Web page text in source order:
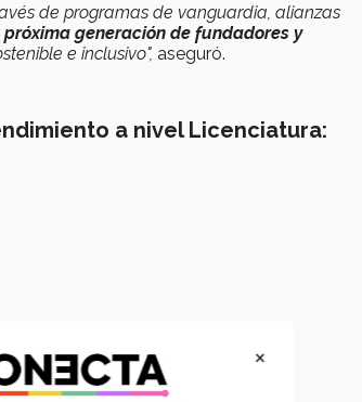
de programas de vanguardia, alianzas
próxima generación de fundadores y
e inclusivo", aseguró.
a nivel Licenciatura:
×